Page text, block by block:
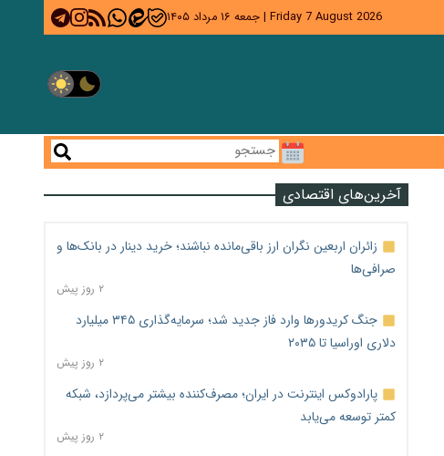
Friday 7 August 2026
| جمعه ۱۶ مرداد ۱۴۰۵
آخرین‌های اقتصادی
زائران اربعین نگران ارز باقی‌مانده نباشند؛ خرید دینار در بانک‌ها و
صرافی‌ها
۲ روز پیش
جنگ کریدورها وارد فاز جدید شد؛ سرمایه‌گذاری ۳۴۵ میلیارد
دلاری اوراسیا تا ۲۰۳۵
۲ روز پیش
پارادوکس اینترنت در ایران؛ مصرف‌کننده بیشتر می‌پردازد، شبکه
کمتر توسعه می‌یابد
۲ روز پیش